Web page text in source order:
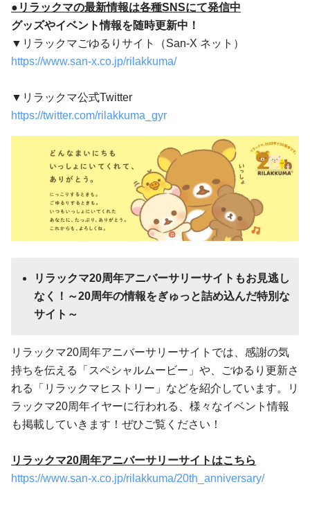
●リラックマの最新情報は各種SNSにて発信中
グッズやイベント情報を随時更新中！
▼リラックマごゆるりサイト（San-X ネット）
https://www.san-x.co.jp/rilakkuma/
▼リラックマ公式Twitter
https://twitter.com/rilakkuma_gyr
リラックマ20周年アニバーサリーサイトもお見逃し
なく！～20周年の情報をぎゅっと詰め込んだ特別な
サイト～
リラックマ20周年アニバーサリーサイトでは、感謝の気
持ちを伝える「スペシャルムービー」や、ごゆるり更新さ
れる「リラックマヒストリー」などを紹介しています。リ
ラックマ20周年イヤーに行われる、様々なイベント情報
も掲載していきます！ぜひご覧ください！
リラックマ20周年アニバーサリーサイトはこちら
https://www.san-x.co.jp/rilakkuma/20th_anniversary/